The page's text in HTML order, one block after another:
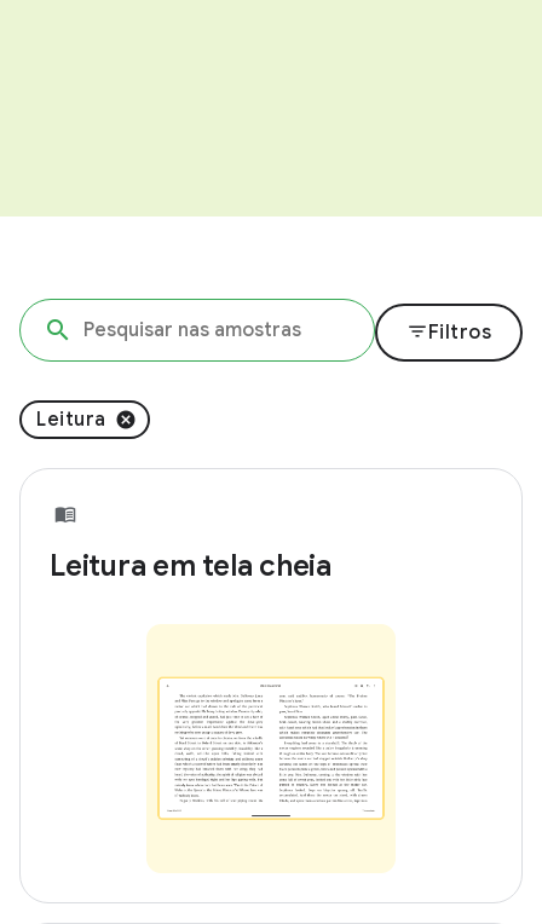
filter_listFiltros
Leitura
Leitura em tela cheia